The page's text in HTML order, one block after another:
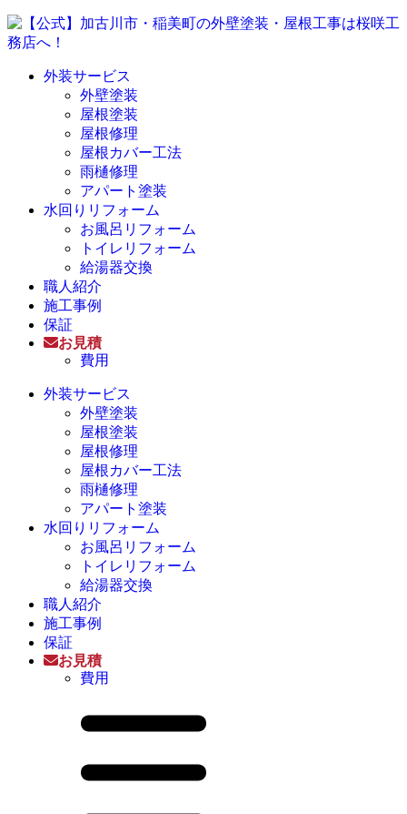
外装サービス
外壁塗装
屋根塗装
屋根修理
屋根カバー工法
雨樋修理
アパート塗装
水回りリフォーム
お風呂リフォーム
トイレリフォーム
給湯器交換
職人紹介
施工事例
保証
お見積
費用
外装サービス
外壁塗装
屋根塗装
屋根修理
屋根カバー工法
雨樋修理
アパート塗装
水回りリフォーム
お風呂リフォーム
トイレリフォーム
給湯器交換
職人紹介
施工事例
保証
お見積
費用